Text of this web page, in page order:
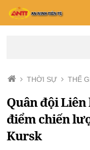
THỜI SỰ THẾ
Quân đội Liên
điểm chiến
Kursk